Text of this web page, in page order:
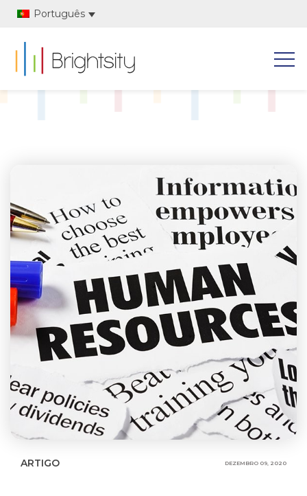
Português
ARTIGO DEZEMBRO 09, 2020